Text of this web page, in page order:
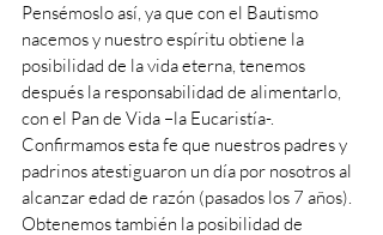
Pensémoslo así, ya que con el Bautismo
nacemos y nuestro espíritu obtiene la
posibilidad de la vida eterna, tenemos
después la responsabilidad de alimentarlo,
con el Pan de Vida –la Eucaristía-.
Confirmamos esta fe que nuestros padres y
padrinos atestiguaron un día por nosotros al
alcanzar edad de razón (pasados los 7 años).
Obtenemos también la posibilidad de